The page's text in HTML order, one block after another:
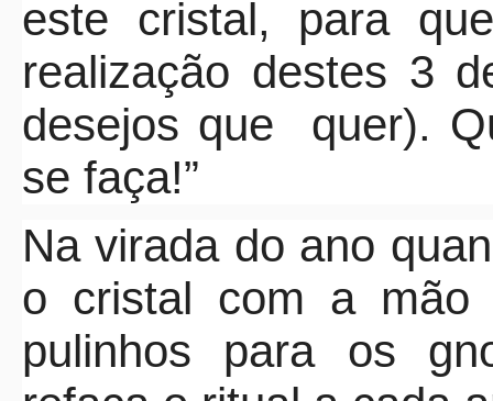
este cristal, para
realização destes 3
desejos que
quer).
se faça!”
Na virada do ano
o cristal com a
pulinhos para os